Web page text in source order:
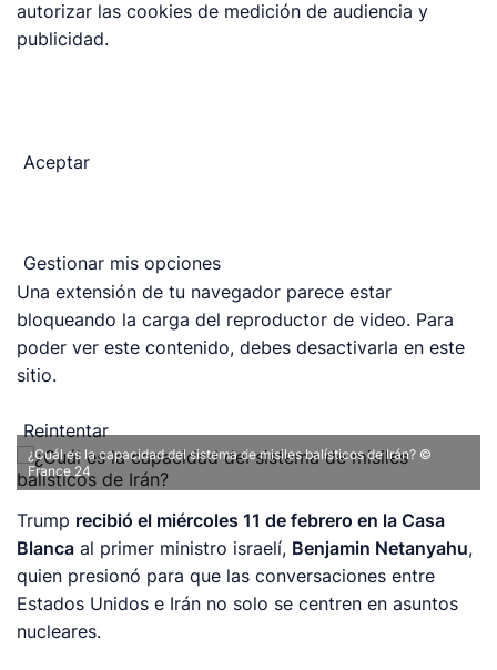
autorizar las cookies de medición de audiencia y
publicidad.
Aceptar
Gestionar mis opciones
Una extensión de tu navegador parece estar
bloqueando la carga del reproductor de video. Para
poder ver este contenido, debes desactivarla en este
sitio.
Reintentar
¿Cuál es la capacidad del sistema de misiles balísticos de Irán? ©
France 24
Trump recibió el miércoles 11 de febrero en la Casa
Blanca al primer ministro israelí, Benjamin Netanyahu,
quien presionó para que las conversaciones entre
Estados Unidos e Irán no solo se centren en asuntos
nucleares.